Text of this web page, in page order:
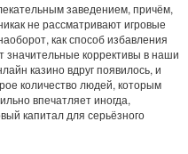
заведением, причём,
не рассматривают игровые
как способ избавления
значительные коррективы в наши
казино вдруг появилось, и
количество людей, которым
впечатляет иногда,
капитал для серьёзного